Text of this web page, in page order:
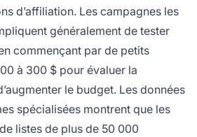
d’affiliation. Les campagnes les
généralement de tester
commençant par de petits
à 300 $ pour évaluer la
le budget. Les données
spécialisées montrent que les
listes de plus de 50 000